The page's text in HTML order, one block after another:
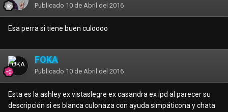
Publicado 10 de Abril del 2016
Esa perra si tiene buen culoooo
FOKA
Publicado 10 de Abril del 2016
Esta es la ashley ex vistaslegre ex casandra ex ipd al parecer su
descripción si es blanca culonaza con ayuda simpáticona y chata